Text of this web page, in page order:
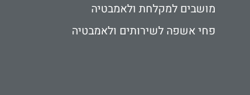
מושבים למקלחת ולאמבטיה
פחי אשפה לשירותים ולאמבטיה